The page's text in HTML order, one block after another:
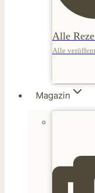
Alle
Alle
Magazin